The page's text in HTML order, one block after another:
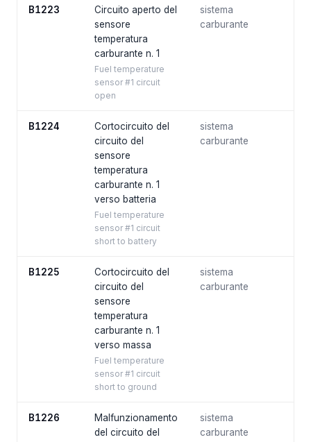
B1223
Circuito aperto del
sensore
temperatura
carburante n. 1
Fuel temperature
sensor #1 circuit
open
sistema
carburante
B1224
Cortocircuito del
circuito del
sensore
temperatura
carburante n. 1
verso batteria
Fuel temperature
sensor #1 circuit
short to battery
sistema
carburante
B1225
Cortocircuito del
circuito del
sensore
temperatura
carburante n. 1
verso massa
Fuel temperature
sensor #1 circuit
short to ground
sistema
carburante
B1226
Malfunzionamento
del circuito del
sistema
carburante